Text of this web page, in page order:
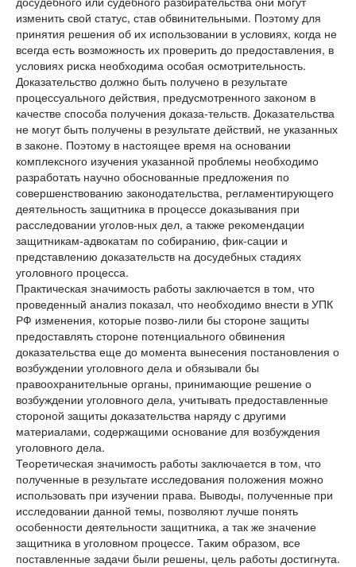
изменить свой статус, став обвинительными. Поэтому для
принятия решения об их использовании в условиях, когда не
всегда есть возможность их проверить до предоставления, в
условиях риска необходима особая осмотрительность.
Доказательство должно быть получено в результате
процессуального действия, предусмотренного законом в
качестве способа получения доказа-тельств. Доказательства
не могут быть получены в результате действий, не указанных
в законе. Поэтому в настоящее время на основании
комплексного изучения указанной проблемы необходимо
разработать научно обоснованные предложения по
совершенствованию законодательства, регламентирующего
деятельность защитника в процессе доказывания при
расследовании уголов-ных дел, а также рекомендации
защитникам-адвокатам по собиранию, фик-сации и
представлению доказательств на досудебных стадиях
уголовного процесса.
Практическая значимость работы заключается в том, что
проведенный анализ показал, что необходимо внести в УПК
РФ изменения, которые позво-лили бы стороне защиты
предоставлять стороне потенциального обвинения
доказательства еще до момента вынесения постановления о
возбуждении уголовного дела и обязывали бы
правоохранительные органы, принимающие решение о
возбуждении уголовного дела, учитывать предоставленные
стороной защиты доказательства наряду с другими
материалами, содержащими основание для возбуждения
уголовного дела.
Теоретическая значимость работы заключается в том, что
полученные в результате исследования положения можно
использовать при изучении права. Выводы, полученные при
исследовании данной темы, позволяют лучше понять
особенности деятельности защитника, а так же значение
защитника в уголовном процессе. Таким образом, все
поставленные задачи были решены, цель работы достигнута.